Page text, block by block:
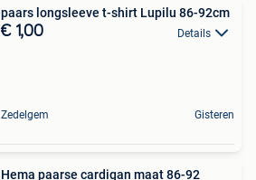
paars longsleeve t-shirt Lupilu 86-92cm
€ 1,00 Details
Zedelgem Gisteren
Hema paarse cardigan maat 86-92